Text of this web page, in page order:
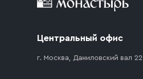
Центральный офис
г. Москва, Даниловский вал 22